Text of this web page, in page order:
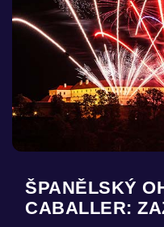
ŠPANĚLSKÝ
CABALLER: